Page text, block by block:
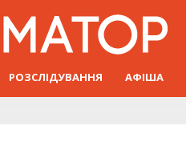
РОЗСЛІДУВАННЯ АФІША